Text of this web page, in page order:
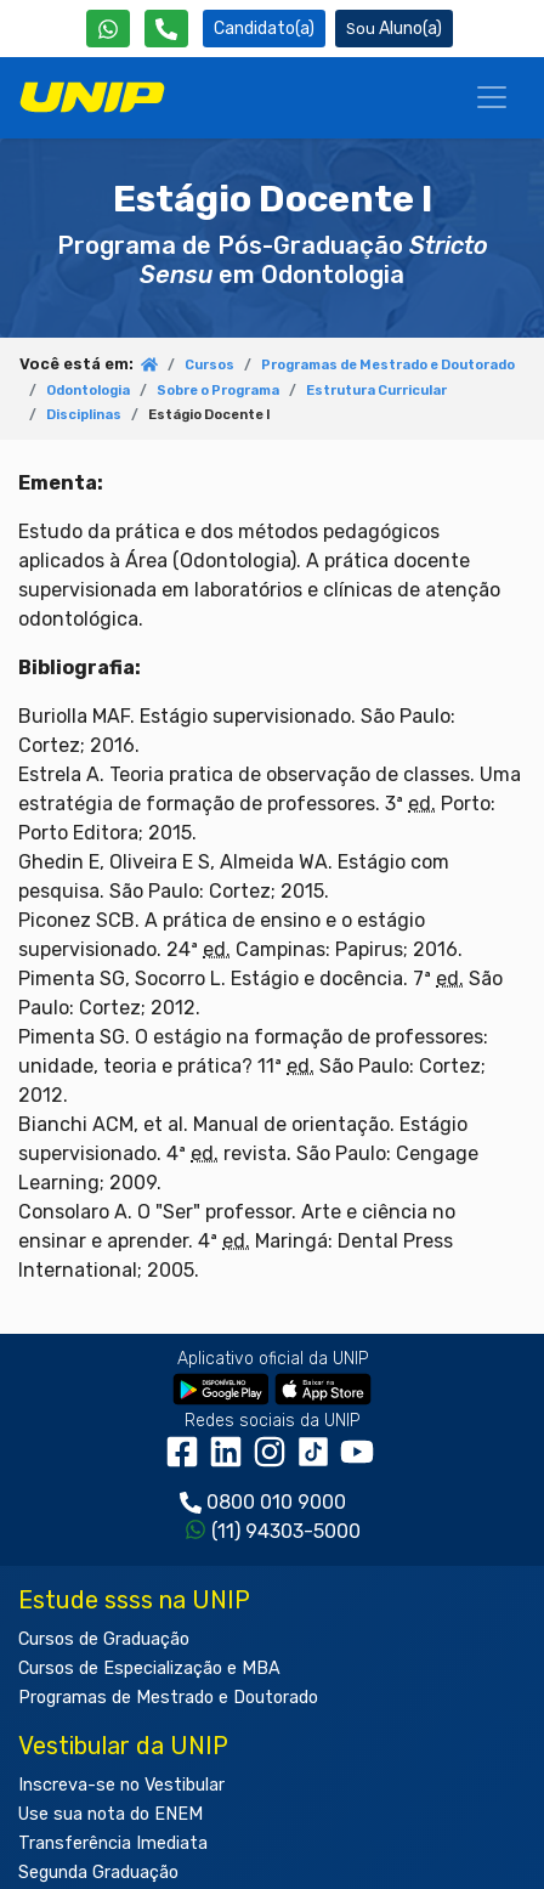
Candidato(a) Aluno(a)
Estágio Docente I
Programa de Pós-Graduação Stricto
Sensu em Odontologia
Você está em: Cursos
Programas de Mestrado e Doutorado
Odontologia
Sobre o Programa
Estrutura Curricular
Disciplinas
Estágio Docente I
Ementa:
Estudo da prática e dos métodos pedagógicos
aplicados à Área (Odontologia). A prática docente
supervisionada em laboratórios e clínicas de atenção
odontológica.
Bibliografia:
Buriolla MAF. Estágio supervisionado. São Paulo:
Cortez; 2016.
Estrela A. Teoria pratica de observação de classes. Uma
estratégia de formação de professores. 3ª ed. Porto:
Porto Editora; 2015.
Ghedin E, Oliveira E S, Almeida WA. Estágio com
pesquisa. São Paulo: Cortez; 2015.
Piconez SCB. A prática de ensino e o estágio
supervisionado. 24ª ed. Campinas: Papirus; 2016.
Pimenta SG, Socorro L. Estágio e docência. 7ª ed. São
Paulo: Cortez; 2012.
Pimenta SG. O estágio na formação de professores:
unidade, teoria e prática? 11ª ed. São Paulo: Cortez;
2012.
Bianchi ACM, et al. Manual de orientação. Estágio
supervisionado. 4ª ed. revista. São Paulo: Cengage
Learning; 2009.
Consolaro A. O "Ser" professor. Arte e ciência no
ensinar e aprender. 4ª ed. Maringá: Dental Press
International; 2005.
Aplicativo oficial da UNIP
Redes sociais da UNIP
0800 010 9000
(11) 94303-5000
Estude ssss na UNIP
Cursos de Graduação
Cursos de Especialização e MBA
Programas de Mestrado e Doutorado
Vestibular da UNIP
Inscreva-se no Vestibular
Use sua nota do ENEM
Transferência Imediata
Segunda Graduação